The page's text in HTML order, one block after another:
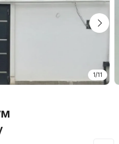
1/11